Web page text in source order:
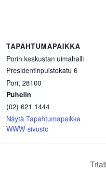
TAPAHTUMAPAIKKA
Porin keskustan uimahalli
Presidentinpuistokatu 6
Pori, 28100
Puhelin
(02) 621 1444
Näytä Tapahtumapaikka
WWW-sivusto